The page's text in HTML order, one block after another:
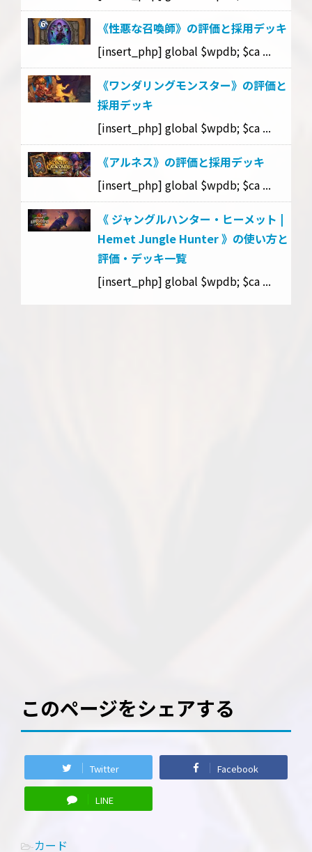
《性悪な召喚師》の評価と採用デッキ
[insert_php] global $wpdb; $ca ...
《ワンダリングモンスター》の評価と
採用デッキ
[insert_php] global $wpdb; $ca ...
《アルネス》の評価と採用デッキ
[insert_php] global $wpdb; $ca ...
《 ジャングルハンター・ヒーメット |
Hemet Jungle Hunter 》の使い方と
評価・デッキ一覧
[insert_php] global $wpdb; $ca ...
このページをシェアする
Twitter Facebook
LINE
-カード